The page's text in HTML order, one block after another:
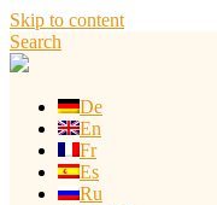
Skip to content
Search
De
En
Fr
Es
Ru